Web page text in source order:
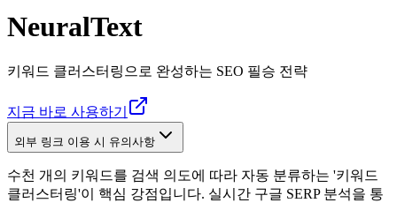
NeuralText
키워드 클러스터링으로 완성하는 SEO 필승 전략
지금 바로 사용하기
외부 링크 이용 시 유의사항
수천 개의 키워드를 검색 의도에 따라 자동 분류하는 '키워드
클러스터링'이 핵심 강점입니다. 실시간 구글 SERP 분석을 통